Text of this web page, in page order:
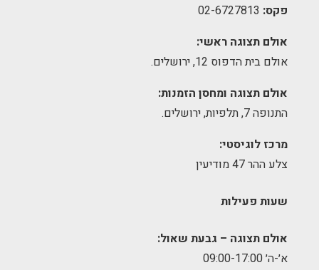
פקס:
אולם תצוגה ראשי:
אולם בית הדפוס 12, ירושלים.
אולם תצוגה ומחסן הזמנות:
התנופה 7, תלפיות, ירושלים.
מרכז לוגיסטי:
צלע ההר 47 מודיעין
שעות פעילות
אולם תצוגה – גבעת שאול:
א׳-ה׳ 09:00-17:00